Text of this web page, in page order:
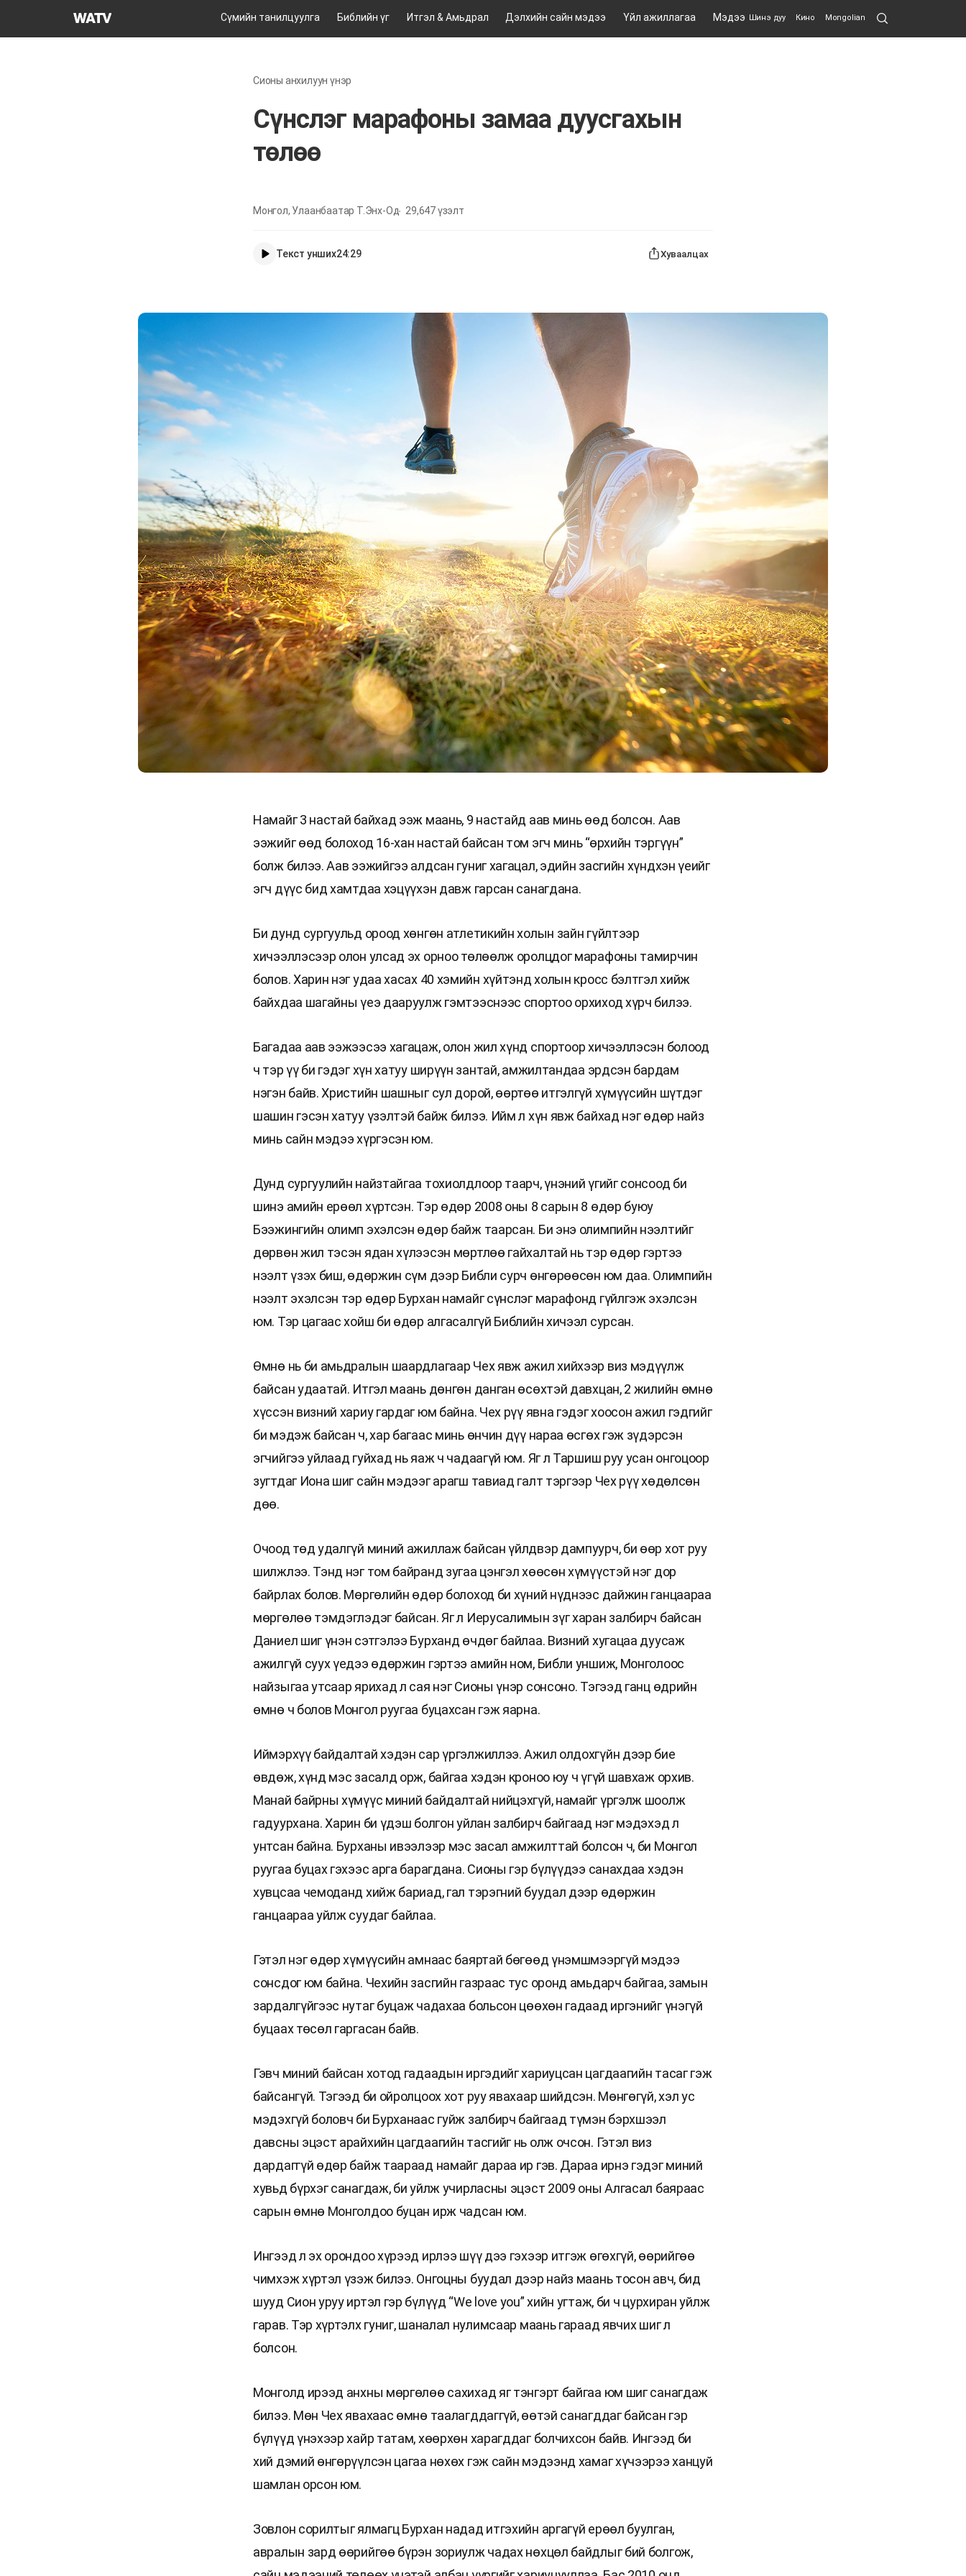
Бурханы
Сүмийн танилцуулга Библийн үг Итгэл & Амьдрал Дэлхийн сайн мэдээ Үйл ажиллагаа Мэдээ Шинэ дуу Кино Mongolian Search
Submit
Сионы анхилуун үнэр
​Сүнслэг марафоны замаа дуусгахын
төлөө
Монгол, Улаанбаатар Т.Энх-Од 29,647үзэлт
Текст унших24:29 Хуваалцах
Намайг 3 настай байхад ээж маань, 9 настайд аав минь өөд болсон. Аав
ээжийг өөд болоход 16-хан настай байсан том эгч минь “өрхийн тэргүүн”
болж билээ. Аав ээжийгээ алдсан гуниг хагацал, эдийн засгийн хүндхэн үеийг
эгч дүүс бид хамтдаа хэцүүхэн давж гарсан санагдана.
Би дунд сургуульд ороод хөнгөн атлетикийн холын зайн гүйлтээр
хичээллэсээр олон улсад эх орноо төлөөлж оролцдог марафоны тамирчин
болов. Харин нэг удаа хасах 40 хэмийн хүйтэнд холын кросс бэлтгэл хийж
байхдаа шагайны үеэ дааруулж гэмтээснээс спортоо орхиход хүрч билээ.
Багадаа аав ээжээсээ хагацаж, олон жил хүнд спортоор хичээллэсэн болоод
ч тэр үү би гэдэг хүн хатуу ширүүн зантай, амжилтандаа эрдсэн бардам
нэгэн байв. Христийн шашныг сул дорой, өөртөө итгэлгүй хүмүүсийн шүтдэг
шашин гэсэн хатуу үзэлтэй байж билээ. Ийм л хүн явж байхад нэг өдөр найз
минь сайн мэдээ хүргэсэн юм.
Дунд сургуулийн найзтайгаа тохиолдлоор таарч, үнэний үгийг сонсоод би
шинэ амийн ерөөл хүртсэн. Тэр өдөр 2008 оны 8 сарын 8 өдөр буюу
Бээжингийн олимп эхэлсэн өдөр байж таарсан. Би энэ олимпийн нээлтийг
дөрвөн жил тэсэн ядан хүлээсэн мөртлөө гайхалтай нь тэр өдөр гэртээ
нээлт үзэх биш, өдөржин сүм дээр Библи сурч өнгөрөөсөн юм даа. Олимпийн
нээлт эхэлсэн тэр өдөр Бурхан намайг сүнслэг марафонд гүйлгэж эхэлсэн
юм. Тэр цагаас хойш би өдөр алгасалгүй Библийн хичээл сурсан.
Өмнө нь би амьдралын шаардлагаар Чех явж ажил хийхээр виз мэдүүлж
байсан удаатай. Итгэл маань дөнгөн данган өсөхтэй давхцан, 2 жилийн өмнө
хүссэн визний хариу гардаг юм байна. Чех рүү явна гэдэг хоосон ажил гэдгийг
би мэдэж байсан ч, хар багаас минь өнчин дүү нараа өсгөх гэж зүдэрсэн
эгчийгээ уйлаад гуйхад нь яаж ч чадаагүй юм. Яг л Таршиш руу усан онгоцоор
зугтдаг Иона шиг сайн мэдээг арагш тавиад галт тэргээр Чех рүү хөдөлсөн
дөө.
Очоод төд удалгүй миний ажиллаж байсан үйлдвэр дампуурч, би өөр хот руу
шилжлээ. Тэнд нэг том байранд зугаа цэнгэл хөөсөн хүмүүстэй нэг дор
байрлах болов. Мөргөлийн өдөр болоход би хүний нүднээс дайжин ганцаараа
мөргөлөө тэмдэглэдэг байсан. Яг л Иерусалимын зүг харан залбирч байсан
Даниел шиг үнэн сэтгэлээ Бурханд өчдөг байлаа. Визний хугацаа дуусаж
ажилгүй суух үедээ өдөржин гэртээ амийн ном, Библи уншиж, Монголоос
найзыгаа утсаар ярихад л сая нэг Сионы үнэр сонсоно. Тэгээд ганц өдрийн
өмнө ч болов Монгол руугаа буцахсан гэж яарна.
Иймэрхүү байдалтай хэдэн сар үргэлжиллээ. Ажил олдохгүйн дээр бие
өвдөж, хүнд мэс засалд орж, байгаа хэдэн кроноо юу ч үгүй шавхаж орхив.
Манай байрны хүмүүс миний байдалтай нийцэхгүй, намайг үргэлж шоолж
гадуурхана. Харин би үдэш болгон уйлан залбирч байгаад нэг мэдэхэд л
унтсан байна. Бурханы ивээлээр мэс засал амжилттай болсон ч, би Монгол
руугаа буцах гэхээс арга барагдана. Сионы гэр бүлүүдээ санахдаа хэдэн
хувцсаа чемоданд хийж бариад, гал тэрэгний буудал дээр өдөржин
ганцаараа уйлж суудаг байлаа.
Гэтэл нэг өдөр хүмүүсийн амнаас баяртай бөгөөд үнэмшмээргүй мэдээ
сонсдог юм байна. Чехийн засгийн газраас тус оронд амьдарч байгаа, замын
зардалгүйгээс нутаг буцаж чадахаа больсон цөөхөн гадаад иргэнийг үнэгүй
буцаах төсөл гаргасан байв.
Гэвч миний байсан хотод гадаадын иргэдийг хариуцсан цагдаагийн тасаг гэж
байсангүй. Тэгээд би ойролцоох хот руу явахаар шийдсэн. Мөнгөгүй, хэл ус
мэдэхгүй боловч би Бурханаас гуйж залбирч байгаад түмэн бэрхшээл
давсны эцэст арайхийн цагдаагийн тасгийг нь олж очсон. Гэтэл виз
дардаггүй өдөр байж таараад намайг дараа ир гэв. Дараа ирнэ гэдэг миний
хувьд бүрхэг санагдаж, би уйлж учирласны эцэст 2009 оны Алгасал баяраас
сарын өмнө Монголдоо буцан ирж чадсан юм.
Ингээд л эх орондоо хүрээд ирлээ шүү дээ гэхээр итгэж өгөхгүй, өөрийгөө
чимхэж хүртэл үзэж билээ. Онгоцны буудал дээр найз маань тосон авч, бид
шууд Сион уруу иртэл гэр бүлүүд “We love you” хийн угтаж, би ч цурхиран уйлж
гарав. Тэр хүртэлх гуниг, шаналал нулимсаар маань гараад явчих шиг л
болсон.
Монголд ирээд анхны мөргөлөө сахихад яг тэнгэрт байгаа юм шиг санагдаж
билээ. Мөн Чех явахаас өмнө таалагддаггүй, өөтэй санагддаг байсан гэр
бүлүүд үнэхээр хайр татам, хөөрхөн харагддаг болчихсон байв. Ингээд би
хий дэмий өнгөрүүлсэн цагаа нөхөх гэж сайн мэдээнд хамаг хүчээрээ ханцуй
шамлан орсон юм.
Зовлон сорилтыг ялмагц Бурхан надад итгэхийн аргагүй ерөөл буулган,
авралын зард өөрийгөө бүрэн зориулж чадах нөхцөл байдлыг бий болгож,